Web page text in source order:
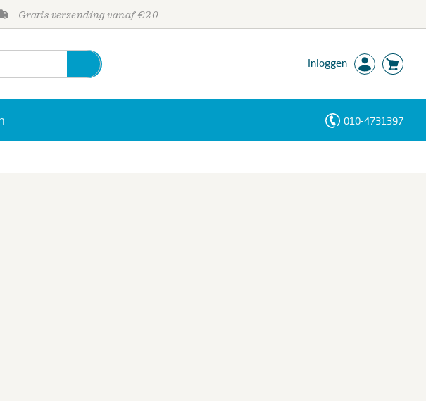
Gratis verzending vanaf €20
Inloggen
010-4731397
Personen